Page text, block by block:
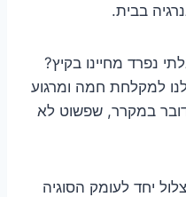
בבית.
נפרד מחיינו בקיץ?
למקלחת חמה ומרגוע
במקרר, שפשוט לא
יחד לעומק הסוגיה